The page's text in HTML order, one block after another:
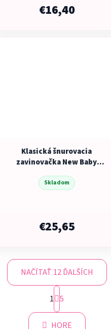
€16,40
Klasická šnurovacia
zavinovačka New Baby
Skladom
€25,65
O
v
l
NAČÍTAŤ 12 ĎALŠÍCH
S
t
r
1 5
HORE